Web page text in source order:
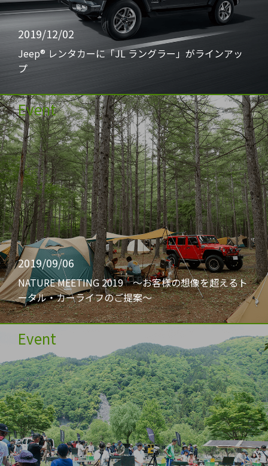
2019/12/02
Jeep® レンタカーに「JL ラングラー」がラインアッ
プ
Event
2019/09/06
NATURE MEETING 2019 〜お客様の想像を超えるト
ータル・カーライフのご提案〜
Event